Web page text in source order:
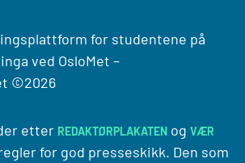
for studentene på
ved OsloMet –
©2026
etter REDAKTØRPLAKATEN og VÆR
for god presseskikk. Den som